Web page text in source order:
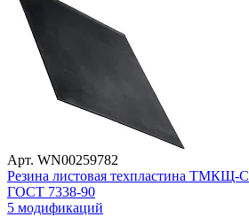
Арт. WN00259782
Резина листовая техпластина ТМКЩ-С
ГОСТ 7338-90
5 модификаций